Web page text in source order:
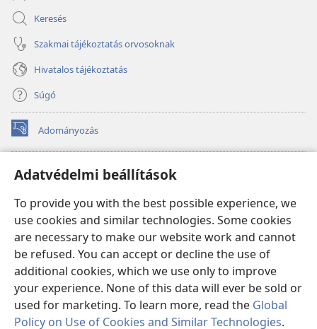
Adatvédelmi beállítások
To provide you with the best possible experience, we
use cookies and similar technologies. Some cookies
are necessary to make our website work and cannot
be refused. You can accept or decline the use of
additional cookies, which we use only to improve
your experience. None of this data will ever be sold or
used for marketing. To learn more, read the Global
Policy on Use of Cookies and Similar Technologies.
Keresés
Szakmai tájékoztatás orvosoknak
Hivatalos tájékoztatás
Súgó
Adományozás
(opens
new
Őrtorony ONLINE KÖNYVTÁR
(opens
window)JW Hub
(opens
new
window)JW Library
Watchtower Library